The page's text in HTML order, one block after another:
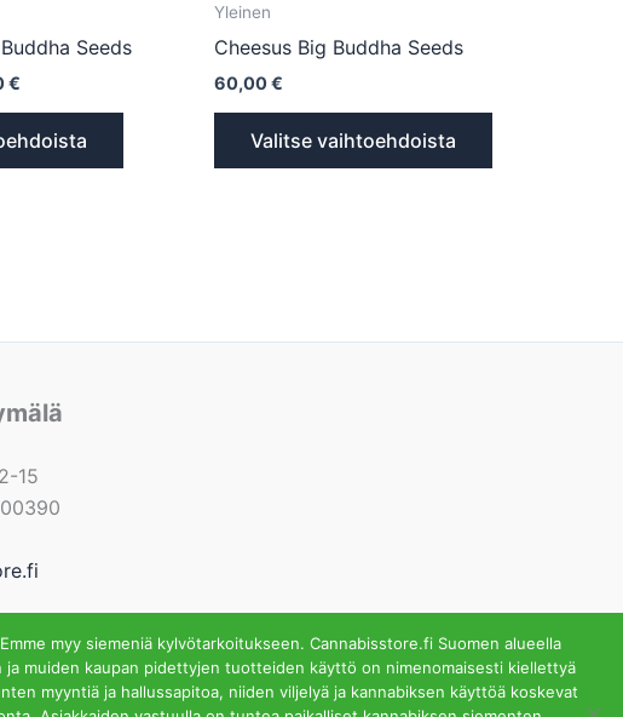
Seeds
€
Yleinen
Cheesus Big Buddha Seeds
60,00€
Valitse vaihtoehdoista
15
Helsinki
myy siemeniä kylvötarkoitukseen. Cannabisstore.fi Suomen alueella
muiden kaupan pidettyjen tuotteiden käyttö on nimenomaisesti kiellettyä
myyntiä ja hallussapitoa, niiden viljelyä ja kannabiksen käyttöä koskevat